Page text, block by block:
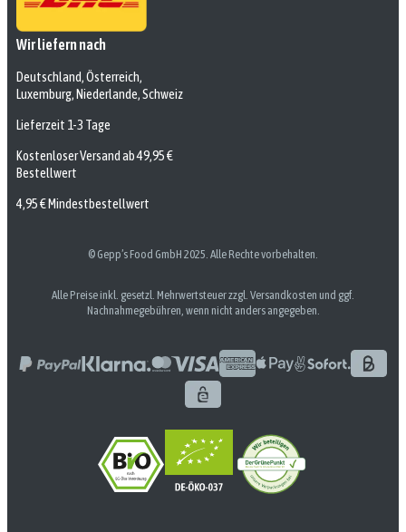
Wir liefern nach
Deutschland, Österreich,
Luxemburg, Niederlande, Schweiz
Lieferzeit 1-3 Tage
Kostenloser Versand ab 49,95 €
Bestellwert
4,95 € Mindestbestellwert
© Gepp’s Food GmbH 2025. Alle Rechte vorbehalten.
Alle Preise inkl. gesetzl. Mehrwertsteuer zzgl. Versandkosten und ggf.
Nachnahmegebühren, wenn nicht anders angegeben.